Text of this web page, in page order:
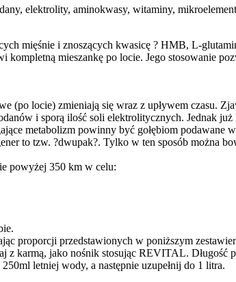
elektrolity, aminokwasy, witaminy,
mięśnie i znoszących kwasicę ? HMB, L-
kompletną mieszankę po locie. Jego stosowanie
(po locie) zmieniają się wraz z upływem
i sporą ilość soli elektrolitycznych. Jednak
metabolizm powinny być gołębiom podawane
to tzw. ?dwupak?. Tylko w ten sposób można
powyżej 350 km w celu:
proporcji przedstawionych w poniższym
z karmą, jako nośnik stosując REVITAL.
letniej wody, a następnie uzupełnij do 1 litra.